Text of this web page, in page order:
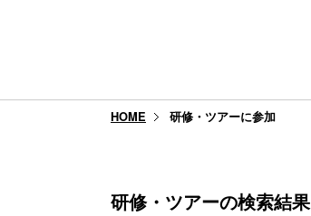
HOME 研修・ツアーに参加
研修・ツアーの検索結果